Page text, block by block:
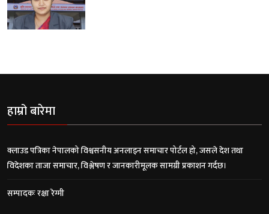
हाम्रो बारेमा
क्लाउड पत्रिका नेपालको विश्वसनीय अनलाइन समाचार पोर्टल हो, जसले देश तथा
विदेशका ताजा समाचार, विश्लेषण र जानकारीमूलक सामग्री प्रकाशन गर्दछ।
सम्पादकः रक्षा रेग्मी